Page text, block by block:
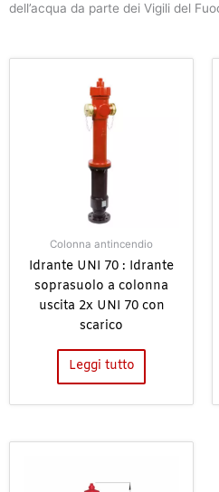
dell’acqua da parte dei Vigili del
Colonna antincendio
Idrante UNI 70 : Idrante
soprasuolo a colonna
uscita 2x UNI 70 con
scarico
Leggi tutto